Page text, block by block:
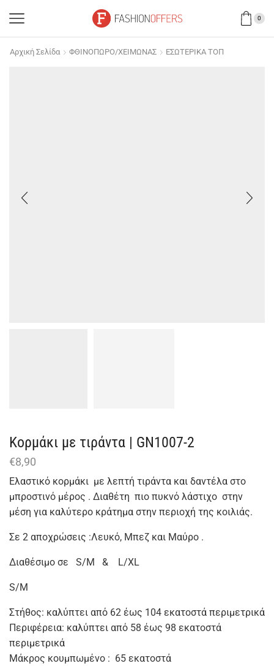
0
Αρχική Σελίδα ΦΘΙΝΟΠΩΡΟ/ΧΕΙΜΩΝΑΣ ΕΣΩΤΕΡΙΚΑ ΤΟΠ
Κορμάκι με τιράντα | GN1007-2
€8,90
Ελαστικό κορμάκι με λεπτή τιράντα και δαντέλα στο
μπροστινό μέρος . Διαθέτη πιο πυκνό λάστιχο στην
μέση για καλύτερο κράτημα στην περιοχή της κοιλιάς.
Σε 2 αποχρώσεις :Λευκό, Μπεζ και Mαύρο .
Διαθέσιμο σε S/Μ & L/XL
S/Μ
Στήθος: καλύπτει από 62 έως 104 εκατοστά περιμετρικά
Περιφέρεια: καλύπτει από 58 έως 98 εκατοστά
περιμετρικά
Μάκρος κουμπωμένο : 65 εκατοστά